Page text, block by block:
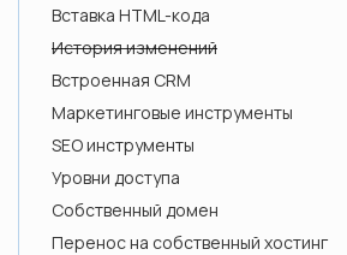
Вставка HTML-кода
История изменений
Встроенная CRM
Маркетинговые инструменты
SEO инструменты
Уровни доступа
Собственный домен
Перенос на собственный хостинг